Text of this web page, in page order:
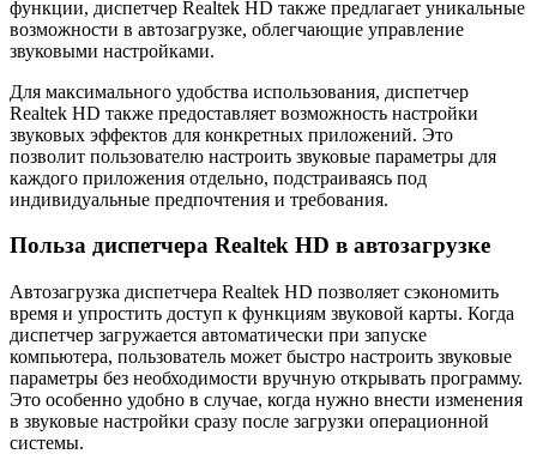
функции, диспетчер Realtek HD также предлагает уникальные
возможности в автозагрузке, облегчающие управление
звуковыми настройками.
Для максимального удобства использования, диспетчер
Realtek HD также предоставляет возможность настройки
звуковых эффектов для конкретных приложений. Это
позволит пользователю настроить звуковые параметры для
каждого приложения отдельно, подстраиваясь под
индивидуальные предпочтения и требования.
Польза диспетчера Realtek HD в автозагрузке
Автозагрузка диспетчера Realtek HD позволяет сэкономить
время и упростить доступ к функциям звуковой карты. Когда
диспетчер загружается автоматически при запуске
компьютера, пользователь может быстро настроить звуковые
параметры без необходимости вручную открывать программу.
Это особенно удобно в случае, когда нужно внести изменения
в звуковые настройки сразу после загрузки операционной
системы.